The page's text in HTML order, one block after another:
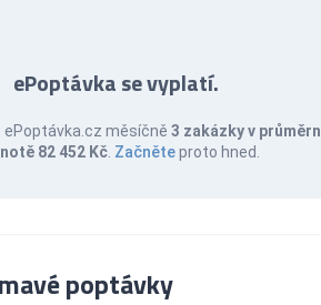
ePoptávka se vyplatí.
ePoptávka.cz měsíčně 3 zakázky v
82 452 Kč Začněteproto hned.
poptávky